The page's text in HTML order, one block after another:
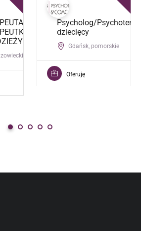
/
Psycholog/
dziecięcy
Gdańsk, pomorskie
Oferuję